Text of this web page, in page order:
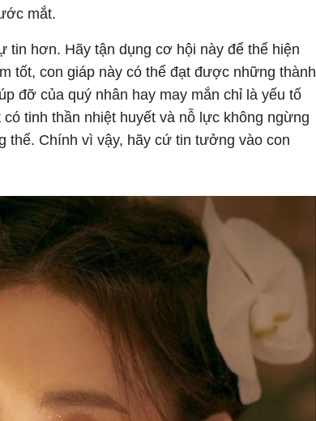
mắt.
tin hơn. Hãy tận dụng cơ hội này để thể hiện
tốt, con giáp này có thể đạt được những thành
đỡ của quý nhân hay may mắn chỉ là yếu tố
tinh thần nhiệt huyết và nỗ lực không ngừng
thể. Chính vì vậy, hãy cứ tin tưởng vào con